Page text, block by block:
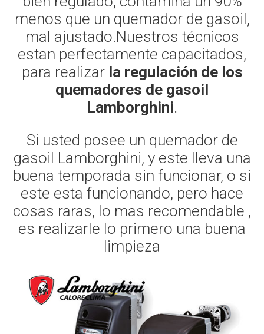
menos que un quemador de gasoil,
mal ajustado.Nuestros técnicos
estan perfectamente capacitados,
para realizar la regulación de los
quemadores de gasoil
Lamborghini.
Si usted posee un quemador de
gasoil Lamborghini, y este lleva una
buena temporada sin funcionar, o si
este esta funcionando, pero hace
cosas raras, lo mas recomendable ,
es realizarle lo primero una buena
limpieza